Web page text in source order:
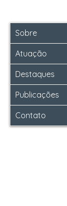
Sobre
Atuação
Destaques
Publicações
Contato